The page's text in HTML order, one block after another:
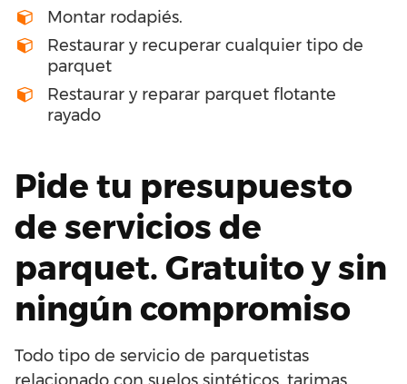
Montar rodapiés.
Restaurar y recuperar cualquier tipo de
parquet
Restaurar y reparar parquet flotante
rayado
Pide tu presupuesto
de servicios de
parquet. Gratuito y sin
ningún compromiso
Todo tipo de servicio de parquetistas
relacionado con suelos sintéticos, tarimas,